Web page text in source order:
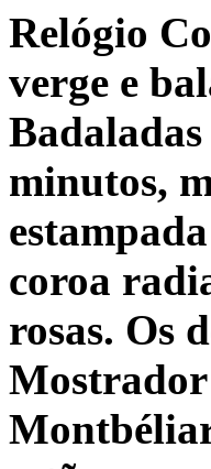
Relógio
verge e
minutos,
coroa
rosas. Os
Mostrador